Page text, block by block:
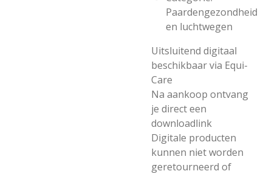
Paardengezondheid
en luchtwegen
Uitsluitend digitaal
beschikbaar via Equi-
Care
Na aankoop ontvang
je direct een
downloadlink
Digitale producten
kunnen niet worden
geretourneerd of